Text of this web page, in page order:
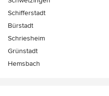
Schifferstadt
Bürstadt
Schriesheim
Grünstadt
Hemsbach